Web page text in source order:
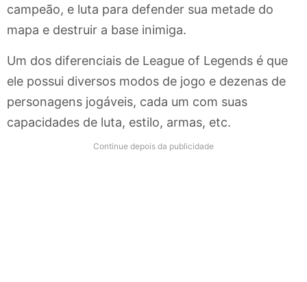
campeão, e luta para defender sua metade do
mapa e destruir a base inimiga.
Um dos diferenciais de League of Legends é que
ele possui diversos modos de jogo e dezenas de
personagens jogáveis, cada um com suas
capacidades de luta, estilo, armas, etc.
Continue depois da publicidade